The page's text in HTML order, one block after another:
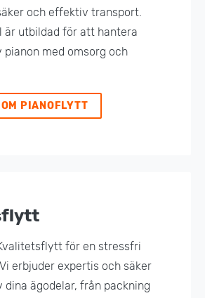
och effektiv transport.
är utbildad för att hantera
pianon med omsorg och
OM PIANOFLYTT
för en stressfri
erbjuder expertis och säker
dina ägodelar, från packning